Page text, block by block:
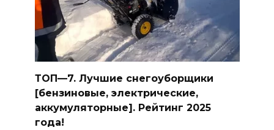
ТОП—7. Лучшие снегоуборщики
[бензиновые, электрические,
аккумуляторные]. Рейтинг 2025
года!